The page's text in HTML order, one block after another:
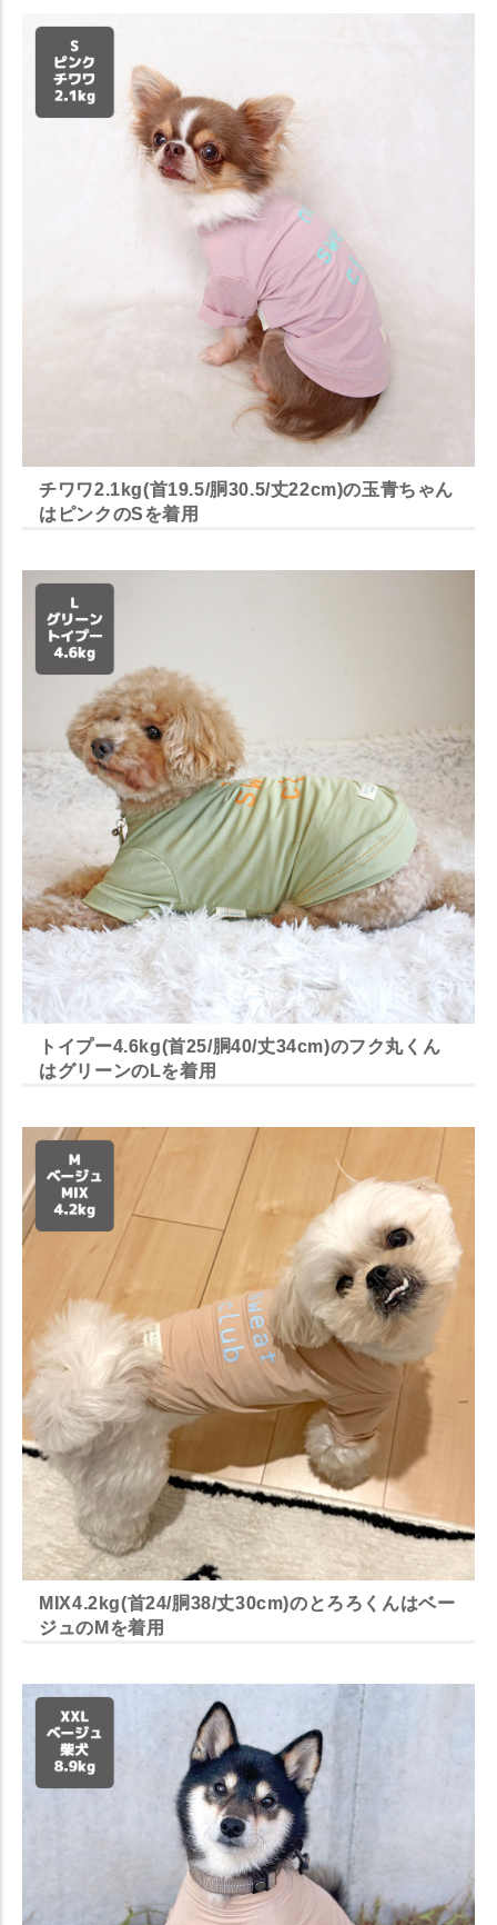
チワワ2.1kg(首19.5/胴30.5/丈22cm)の玉青ちゃん
はピンクのSを着用
トイプー4.6kg(首25/胴40/丈34cm)のフク丸くん
はグリーンのLを着用
MIX4.2kg(首24/胴38/丈30cm)のとろろくんはベー
ジュのMを着用